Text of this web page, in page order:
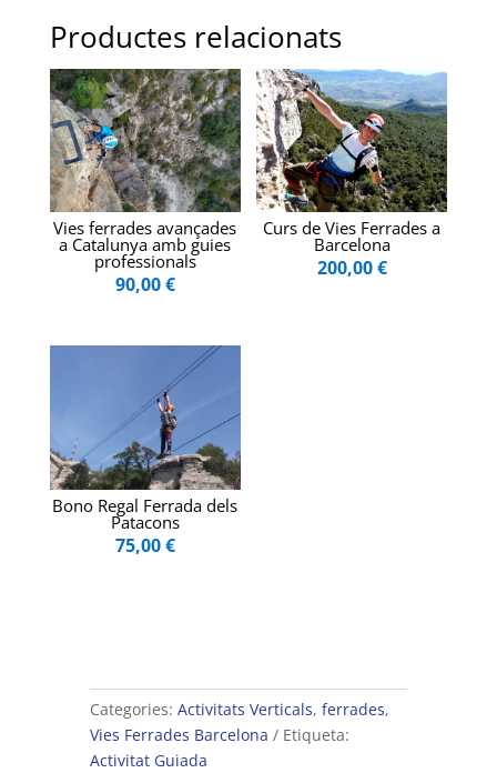
Productes relacionats
Vies ferrades avançades
a Catalunya amb guies
professionals
90,00€
Curs de Vies Ferrades a
Barcelona
200,00€
Bono Regal Ferrada dels
Patacons
75,00€
Categories: Activitats Verticals, ferrades,
Vies Ferrades Barcelona
Etiqueta:
Activitat Guiada